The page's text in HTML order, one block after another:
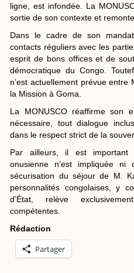
ligne, est infondée. La
sortie de son contexte et
Dans le cadre de son
contacts réguliers avec les
esprit de bons offices et de
démocratique du Congo.
n’est actuellement prévue
la Mission à Goma.
La MONUSCO réaffirme son
nécessaire, tout dialogue
dans le respect strict de la
Par ailleurs, il est
onusienne n’est impliquée ni
sécurisation du séjour de M.
personnalités congolaises, y
d’État, relève
compétentes.
Rédaction
Partager